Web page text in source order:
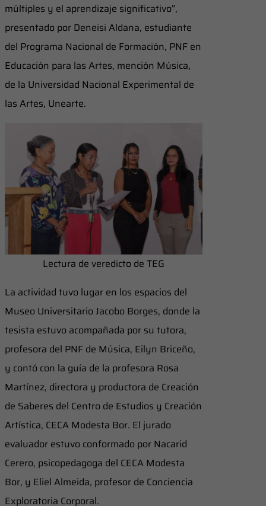
múltiples y el aprendizaje significativo”,
presentado por Deneisi Aldana, estudiante
del Programa Nacional de Formación, PNF en
Educación para las Artes, mención Música,
de la Universidad Nacional Experimental de
las Artes, Unearte.
Lectura de veredicto de TEG
La actividad tuvo lugar en los espacios del
Museo Universitario Jacobo Borges, donde la
tesista estuvo acompañada por su tutora,
profesora del PNF de Música, Eilyn Briceño,
y contó con la guía de la profesora Rosa
Martínez, directora y productora de Creación
de Saberes del Centro de Estudios y Creación
Artística, CECA Modesta Bor. El jurado
evaluador estuvo conformado por Nacarid
Cerero, psicopedagoga del CECA Modesta
Bor, y Eliel Almeida, profesor de Conciencia
Exploratoria Corporal.